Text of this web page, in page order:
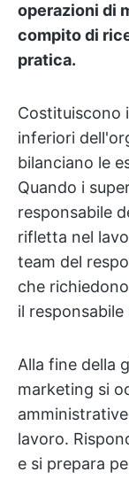
operazioni di
compito di
pratica.
Costituiscono
inferiori
bilanciano le
Quando i
responsabile
rifletta nel
team del
che
il
Alla fine della
marketing si
lavoro.
e si prepara